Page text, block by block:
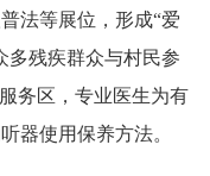
法等展位，形成“爱
多残疾群众与村民参
务区，专业医生为有
器使用保养方法。